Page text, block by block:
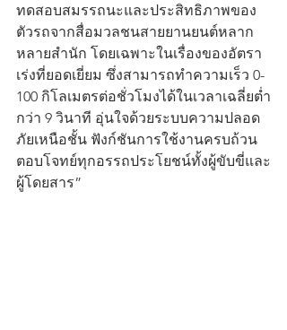
ทดสอบสมรรถนะและประสิทธิภาพของ
ตัวรถจากสื่อมวลชนสายยานยนต์หลาก
หลายสำนัก โดยเฉพาะในเรื่องของอัตรา
เร่งที่ยอดเยี่ยม ซึ่งสามารถทำความเร็ว 0-
100 กิโลเมตรต่อชั่วโมงได้ในเวลาเฉลี่ยต่ำ
กว่า 9 วินาที อุ่นใจด้วยระบบความปลอด
ภัยเหนือชั้น ฟังก์ชันการใช้งานครบถ้วน
ตอบโจทย์ทุกอรรถประโยชน์ทั้งผู้ขับขี่และ
ผู้โดยสาร”